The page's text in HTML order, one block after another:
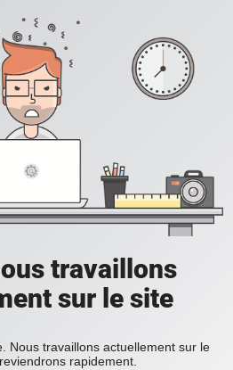
travaillons
sur le site
Nous travaillons actuellement sur le
rapidement.